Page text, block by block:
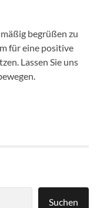
begrüßen zu
für eine positive
Lassen Sie uns
Suchen